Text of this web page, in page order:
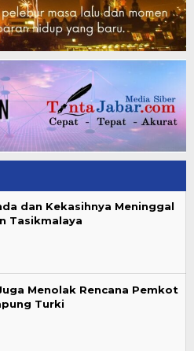
dan Kekasihnya Meninggal
Tasikmalaya
Menolak Rencana Pemkot
Turki